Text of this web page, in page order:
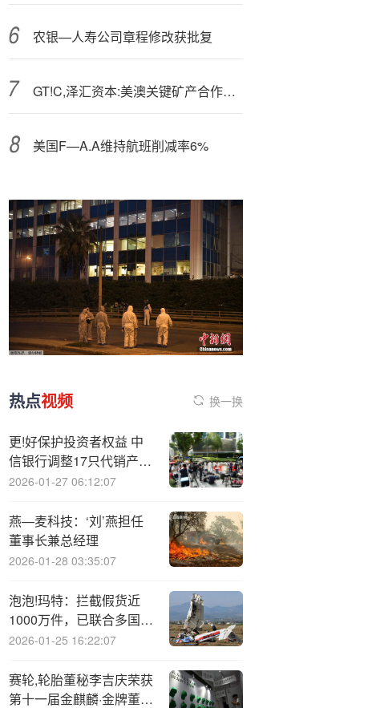
农银—人寿公司章程修改获批复
GT!C,泽汇资本:美澳关键矿产合作启航
美国F—A.A维持航班削减率6%
热点视频 换一换
更!好保护投资者权益 中
信银行调整17只代销产品
风险评级
2026-01-27 06:12:07
燕—麦科技：‘刘’燕担任
董事长兼总经理
2026-01-28 03:35:07
泡泡!玛特：拦截假货近
1000万件，已联合多国执
法机构严打侵权行为
2026-01-25 16:22:07
赛轮,轮胎董秘李吉庆荣获
第十一届金麒麟·金牌董秘